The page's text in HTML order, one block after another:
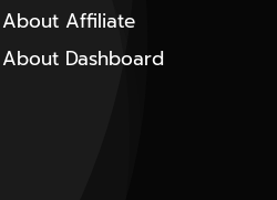
About Affiliate
About Dashboard